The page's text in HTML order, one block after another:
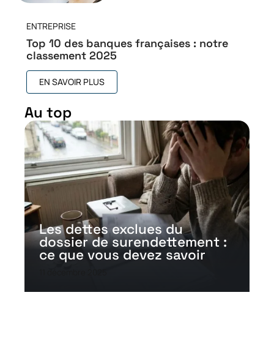
ENTREPRISE
Top 10 des banques françaises : notre
classement 2025
EN SAVOIR PLUS
Au top
Les dettes exclues du
dossier de surendettement :
ce que vous devez savoir